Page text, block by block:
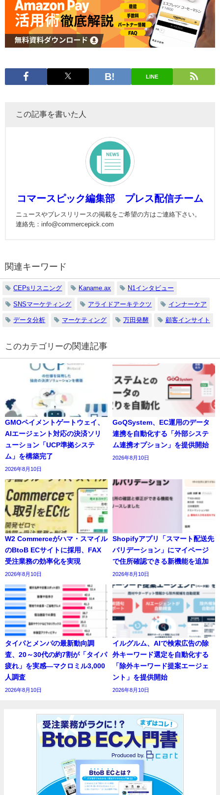
LINE
この記事を書いた人
コマースピック編集部 プレス配信チーム
ニュースやプレスリリースの掲載をご希望の方はご連絡下さい。
連絡先：info@commercepick.com
関連キーワード
CEPsリスニング Kaname.ax N1インタビュー
SNSマーケティング アライドアーキテクツ インナーケア
データ分析 マーケティング 万田発酵 顧客インサイト
の関連記事
GMOペイメントゲートウェイ、
AIエージェント対応の決済ソリ
ューション「UCP準拠システ
ム」を構築完了
2026年8月10日
GoQSystem、EC運用のデータ
連携を自動化する「外部システ
ム連携オプション」を提供開始
2026年8月10日
W2 Commerceがハマ・スマイル
のBtoB ECサイトに採用、FAX
受注業務の効率化を実現
2026年8月10日
Shopifyアプリ「スマート配送先
バリデーション」にマイページ
で住所確認できる新機能を追加
2026年8月10日
タイパとメンパの最新動向調
査、20～30代の約7割が「タイパ
疲れ」を実感―マクロミル3,000
人調査
2026年8月10日
イルグルム、AIで検索広告の除
外キーワード選定を自動化する
「除外キーワード提案エージェ
ント」を提供開始
2026年8月10日